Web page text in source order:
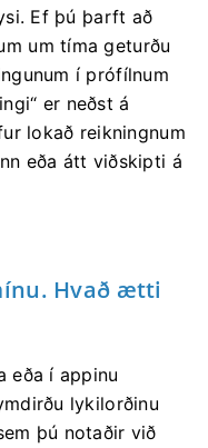
Ef þú þarft að
um tíma geturðu
í prófílnum
er neðst á
lokað reikningnum
eða átt viðskipti á
Hvað ætti
eða í appinu
lykilorðinu
þú notaðir við